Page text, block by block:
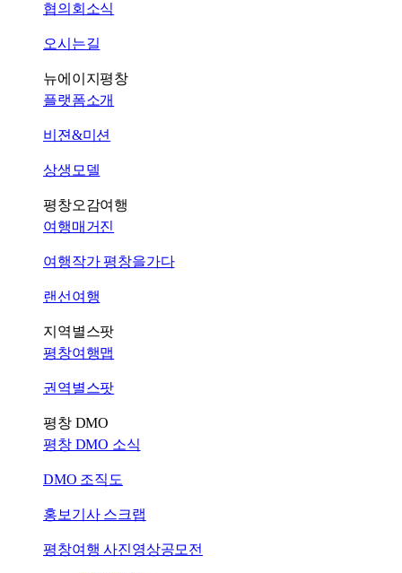
협의회소식
오시는길
뉴에이지평창
플랫폼소개
비젼&미션
상생모델
평창오감여행
여행매거진
여행작가 평창을가다
랜선여행
지역별스팟
평창여행맵
권역별스팟
평창 DMO
평창 DMO 소식
DMO 조직도
홍보기사 스크랩
평창여행 사진영상공모전